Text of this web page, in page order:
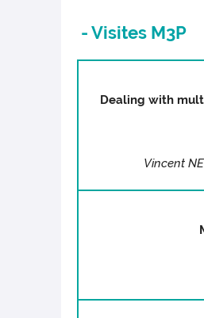
- Visites M3P
Dealing with
Vincent